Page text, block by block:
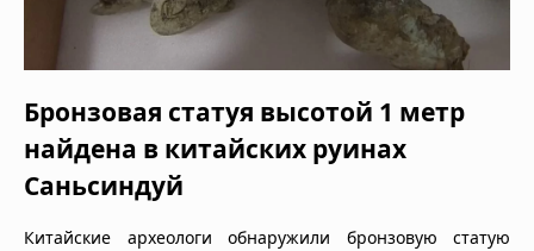
Бронзовая статуя высотой 1 метр
найдена в китайских руинах
Саньсиндуй
Китайские археологи обнаружили бронзовую статую